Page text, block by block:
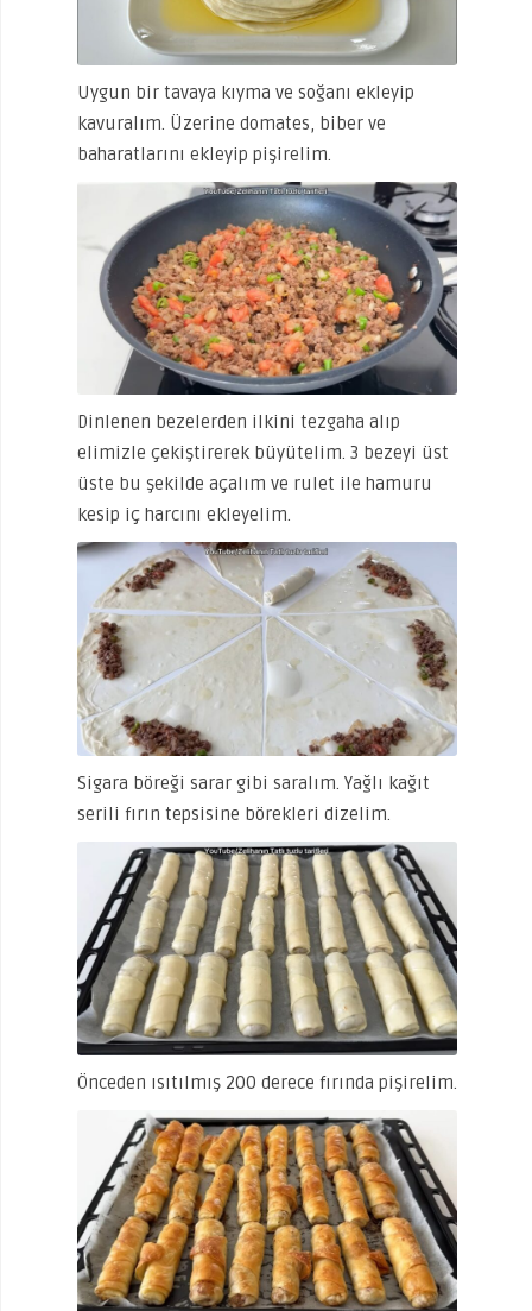
Uygun bir tavaya kıyma ve soğanı ekleyip
kavuralım. Üzerine domates, biber ve
baharatlarını ekleyip pişirelim.
Dinlenen bezelerden ilkini tezgaha alıp
elimizle çekiştirerek büyütelim. 3 bezeyi üst
üste bu şekilde açalım ve rulet ile hamuru
kesip iç harcını ekleyelim.
Sigara böreği sarar gibi saralım. Yağlı kağıt
serili fırın tepsisine börekleri dizelim.
Önceden ısıtılmış 200 derece fırında pişirelim.